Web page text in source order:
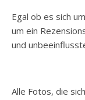
Egal ob es sich
um ein
und
Alle Fotos, die